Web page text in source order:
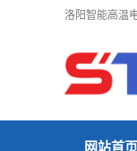
洛阳智能高温
网站首页